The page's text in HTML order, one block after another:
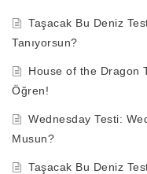
Taşacak Bu Deniz
Tanıyorsun?
House of the Dragon
Öğren!
Wednesday Testi:
Musun?
Taşacak Bu Deniz